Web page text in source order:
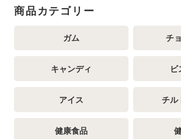
商品カテゴリー
ガム チ
キャンディ ビ
アイス チル
健康食品